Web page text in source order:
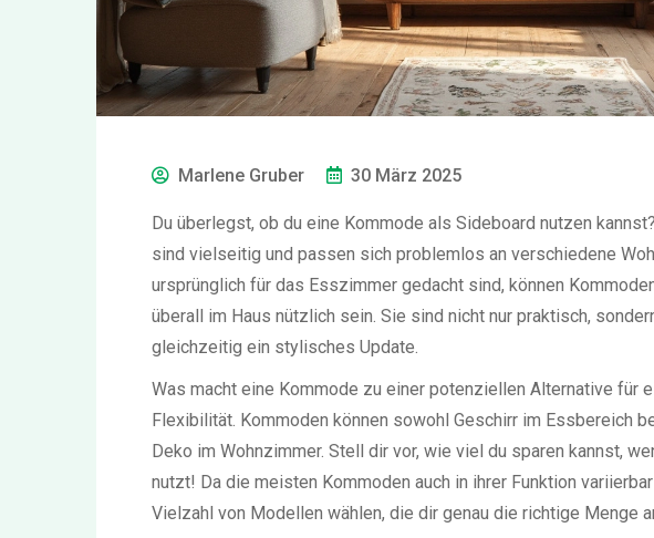
Marlene Gruber 30 März 2025
Du überlegst, ob du eine Kommode als Sideboard nutzen
sind vielseitig und passen sich problemlos an verschiedene
ursprünglich für das Esszimmer gedacht sind, können
überall im Haus nützlich sein. Sie sind nicht nur praktisch,
gleichzeitig ein stylisches Update.
Was macht eine Kommode zu einer potenziellen Alternative für
Flexibilität. Kommoden können sowohl Geschirr im Essbereich
Deko im Wohnzimmer. Stell dir vor, wie viel du sparen kannst,
nutzt! Da die meisten Kommoden auch in ihrer Funktion
Vielzahl von Modellen wählen, die dir genau die richtige Menge